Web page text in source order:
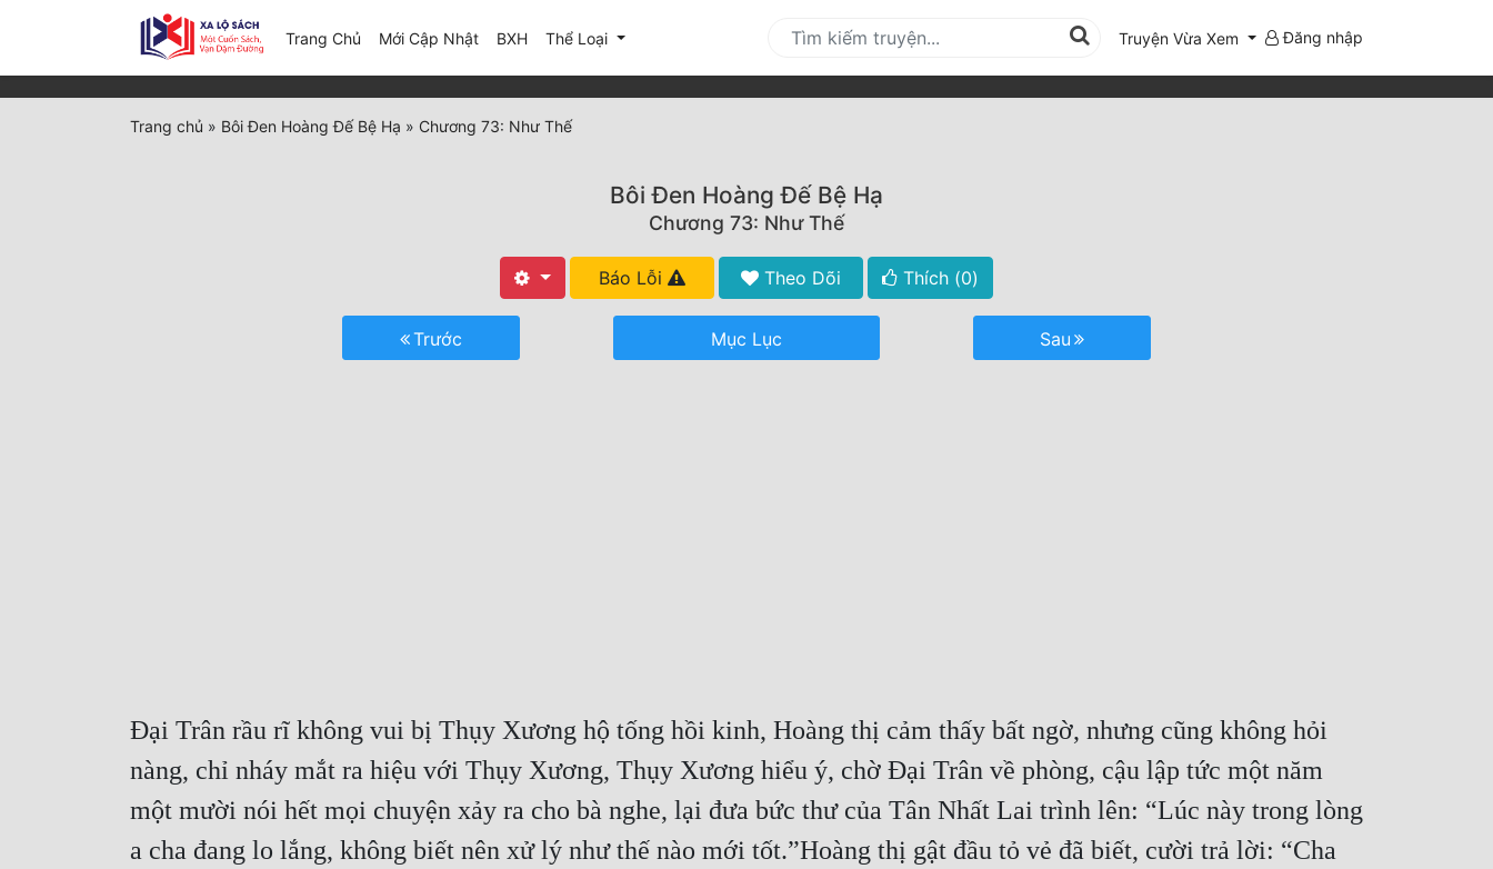
Trang Chủ Mới Cập Nhật(current)
BXH Thể Loại Truyện Vừa Xem Đăng nhập
Trang chủ » Bôi Đen Hoàng Đế Bệ Hạ » Chương 73: Như Thế
Bôi Đen Hoàng Đế Bệ Hạ
Chương 73: Như Thế
Báo Lỗi Theo Dõi Thích (0)
Trước Mục Lục Sau
Đại Trân rầu rĩ không vui bị Thụy Xương hộ tống hồi kinh, Hoàng thị cảm thấy bất ngờ, nhưng cũng không hỏi
nàng, chỉ nháy mắt ra hiệu với Thụy Xương, Thụy Xương hiểu ý, chờ Đại Trân về phòng, cậu lập tức một năm
một mười nói hết mọi chuyện xảy ra cho bà nghe, lại đưa bức thư của Tân Nhất Lai trình lên: “Lúc này trong lòng
a cha đang lo lắng, không biết nên xử lý như thế nào mới tốt.”Hoàng thị gật đầu tỏ vẻ đã biết, cười trả lời: “Cha